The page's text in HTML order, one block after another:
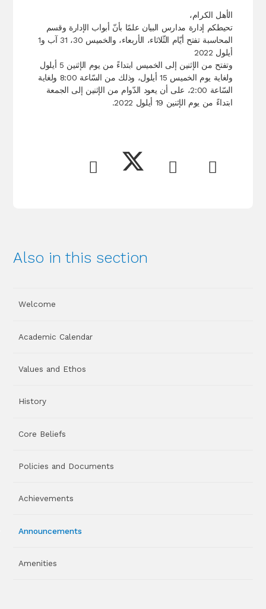
الأهل الكرام،
تحيطكم إدارة مدارس البيان علمًا بأنّ أبواب الإدارة وقسم
المحاسبة تفتح أيّام الثّلاثاء، الأربعاء، والخميس 30، 31 آب و1
أيلول 2022
وتفتح من الإثنين إلى الخميس ابتداءً من يوم الإثنين 5 أيلول
ولغاية يوم الخميس 15 أيلول، وذلك من السّاعة 8:00 ولغاية
السّاعة 2:00، على أن يعود الدّوام من الإثنين إلى الجمعة
ابتداءً من يوم الإثنين 19 أيلول 2022.
Also in this section
Welcome
Academic Calendar
Values and Ethos
History
Core Beliefs
Policies and Documents
Achievements
Announcements
Amenities